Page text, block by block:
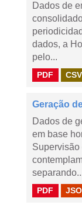
Dados de
dados, a
pelo...
PDF CSV
Geração
Dados de
em base
Supervisão
PDF